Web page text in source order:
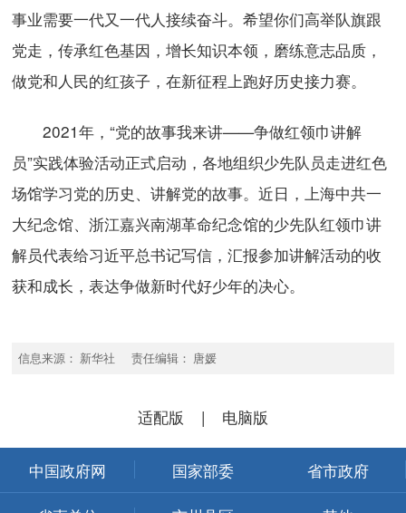
事业需要一代又一代人接续奋斗。希望你们高举队旗跟
党走，传承红色基因，增长知识本领，磨练意志品质，
做党和人民的红孩子，在新征程上跑好历史接力赛。
2021年，“党的故事我来讲——争做红领巾讲解
员”实践体验活动正式启动，各地组织少先队员走进红色
场馆学习党的历史、讲解党的故事。近日，上海中共一
大纪念馆、浙江嘉兴南湖革命纪念馆的少先队红领巾讲
解员代表给习近平总书记写信，汇报参加讲解活动的收
获和成长，表达争做新时代好少年的决心。
信息来源： 新华社 责任编辑： 唐媛
适配版 | 电脑版
中国政府网 国家部委 省市政府